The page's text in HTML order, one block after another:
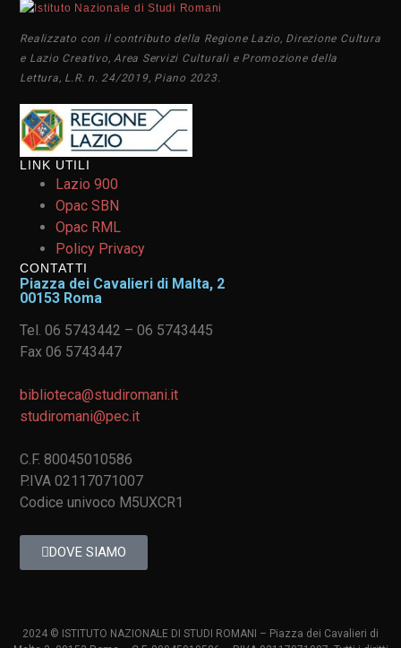
Realizzato con il contributo della Regione Lazio, Direzione Cultura
e Lazio Creativo, Area Servizi Culturali e Promozione della
Lettura, L.R. n. 24/2019, Piano 2023.
LINK UTILI
Lazio 900
Opac SBN
Opac RML
Policy Privacy
CONTATTI
Piazza dei Cavalieri di Malta, 2
00153 Roma
Tel. 06 5743442 – 06 5743445
Fax 06 5743447
biblioteca@studiromani.it
studiromani@pec.it
C.F. 80045010586
P.IVA 02117071007
Codice univoco M5UXCR1
DOVE SIAMO
2024 © ISTITUTO NAZIONALE DI STUDI ROMANI – Piazza dei Cavalieri di